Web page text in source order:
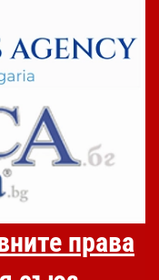
права